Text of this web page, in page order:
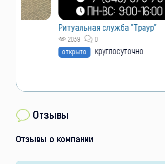
Ритуальная служба "Траур"
0
круглосуточно
Отзывы
Отзывы о компании